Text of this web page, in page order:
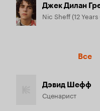
Джек Дилан
Nic Sheff (12
Все
Дэвид Шефф
Сценарист